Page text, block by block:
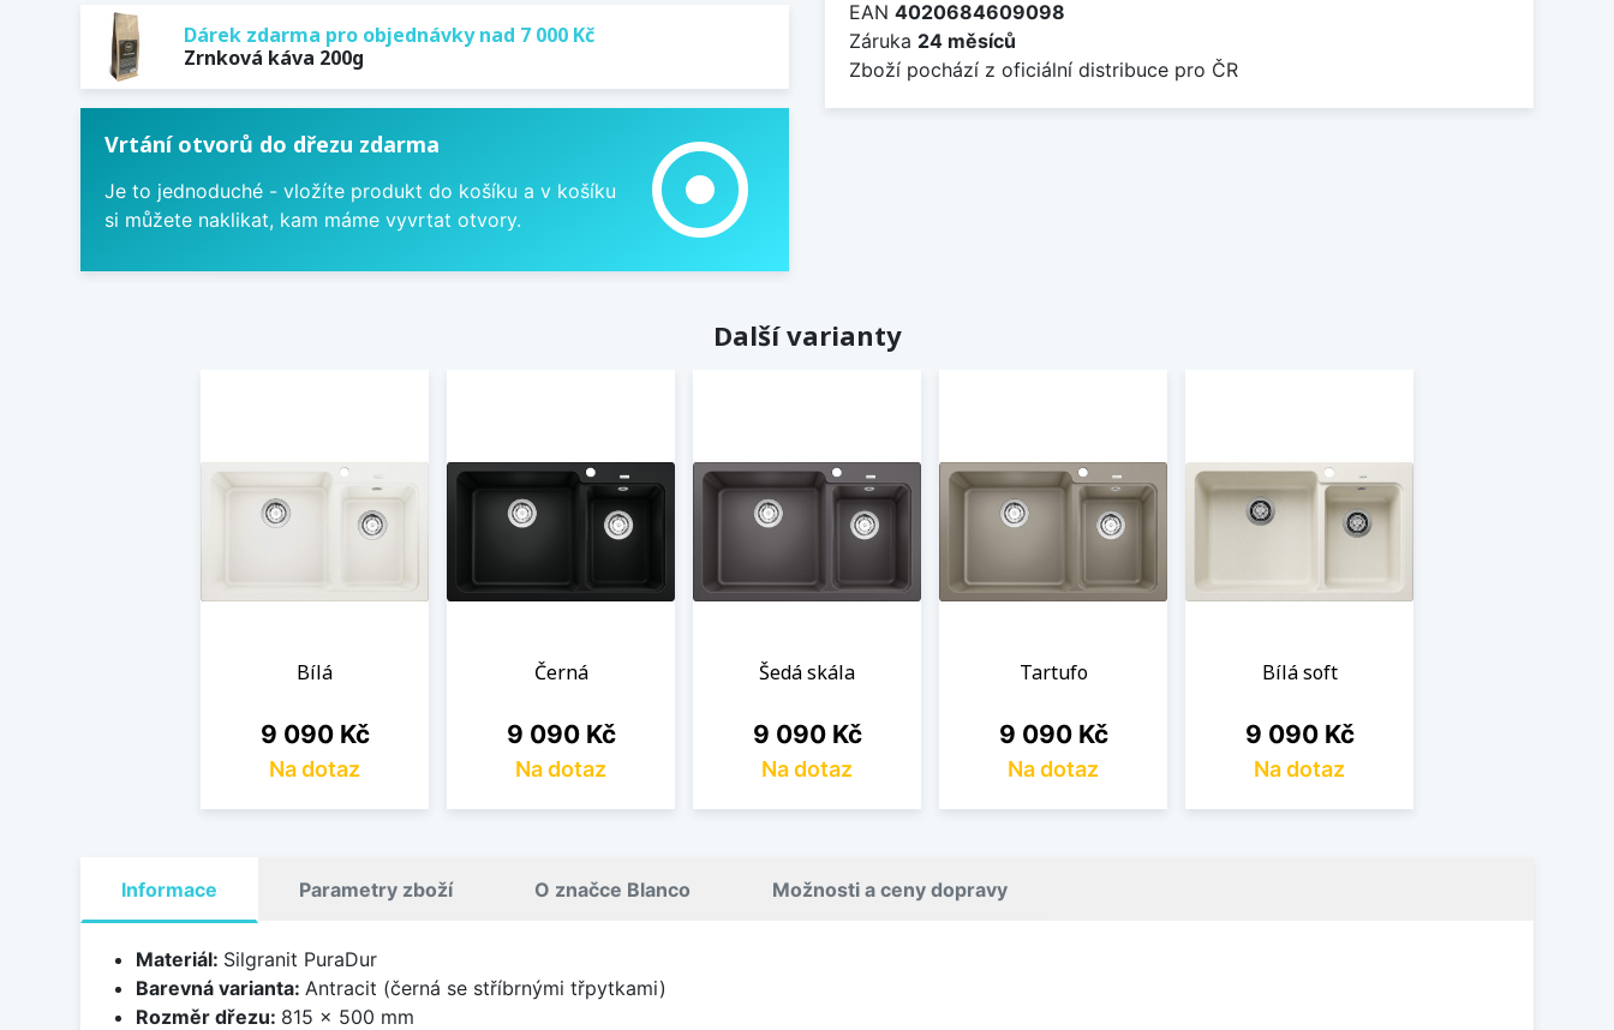
Dárek zdarma pro objednávky nad 7 000 Kč
Zrnková káva 200g
Vrtání otvorů do dřezu zdarma
Je to jednoduché - vložíte produkt do košíku a v košíku
si můžete naklikat, kam máme vyvrtat otvory.
adjust
EAN 4020684609098
Záruka 24 měsíců
Zboží pochází z oficiální distribuce pro ČR
Další varianty
Bílá
Cena
9 090 Kč
Na dotaz
Černá
Cena
9 090 Kč
Na dotaz
Šedá skála
Cena
9 090 Kč
Na dotaz
Tartufo
Cena
9 090 Kč
Na dotaz
Bílá soft
Cena
9 090 Kč
Na dotaz
Informace Parametry zboží O značce Blanco Možnosti a ceny dopravy
Materiál: Silgranit PuraDur
Barevná varianta: Antracit (černá se stříbrnými třpytkami)
Rozměr dřezu: 815 x 500 mm